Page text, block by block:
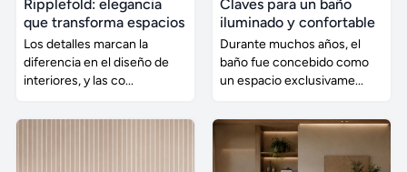
Ripplefold: elegancia
que transforma espacios
Los detalles marcan la
diferencia en el diseño de
interiores, y las co...
Claves para un baño
iluminado y confortable
Durante muchos años, el
baño fue concebido como
un espacio exclusivame...